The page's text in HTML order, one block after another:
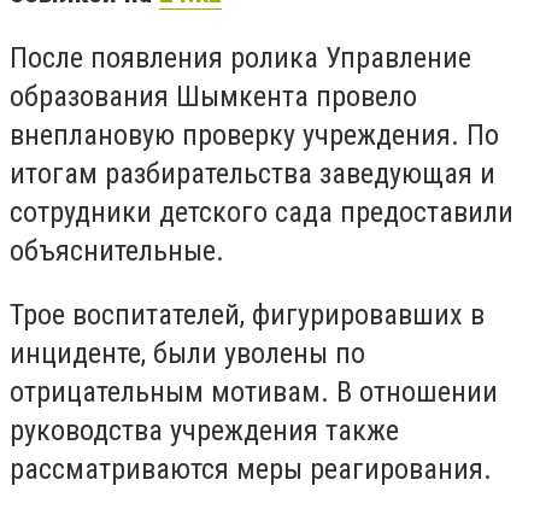
После появления ролика Управление
образования Шымкента провело
внеплановую проверку учреждения. По
итогам разбирательства заведующая и
сотрудники детского сада предоставили
объяснительные.
Трое воспитателей, фигурировавших в
инциденте, были уволены по
отрицательным мотивам. В отношении
руководства учреждения также
рассматриваются меры реагирования.